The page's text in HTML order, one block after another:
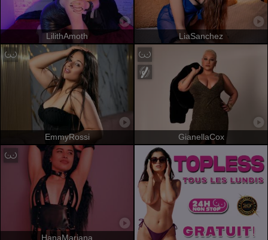
LilithAmoth LiaSanchez
EmmyRossi GianellaCox
HanaMariana